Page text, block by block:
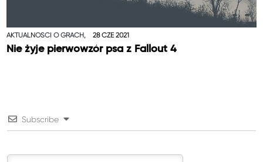
AKTUALNOŚCI O GRACH, 28 CZE 2021
Nie żyje pierwowzór psa z Fallout 4
Subscribe